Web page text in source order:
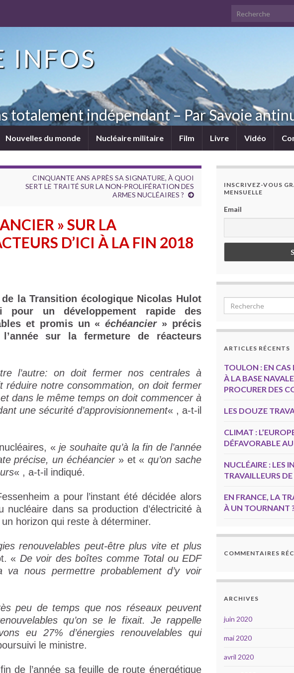
INFOS
totalement indépendant – Par Savoie
Nouvelles du monde Nucléaire militaire Film Livre Vidéo
CINQUANTE ANS APRÈS SA SIGNATURE, À QUOI
SERT LE TRAITÉ SUR LA NON-PROLIFÉRATION DES
ARMES NUCLÉAIRES ?
» SUR LA
D’ICI À LA FIN 2018
la Transition écologique Nicolas Hulot
pour un développement rapide des
et promis un «échéancier» précis
sur la fermeture de réacteurs
l’autre: on doit fermer nos centrales à
réduire notre consommation, on doit fermer
dans le même temps on doit commencer à
une sécurité d’approvisionnement« , a-t-il
«je souhaite qu’à la fin de l’année
précise, un échéancier» et «qu’on sache
« , a-t-il indiqué.
a pour l’instant été décidée alors
dans sa production d’électricité à
horizon qui reste à déterminer.
renouvelables peut-être plus vite et plus
« De voir des boîtes comme Total ou EDF
nous permettre probablement d’y voir
peu de temps que nos réseaux peuvent
qu’on se le fixait. Je rappelle
eu 27% d’énergies renouvelables qui
le ministre.
de l’année sa feuille de route énergétique
INSCRIVEZ-VOUS
MENSUELLE
Email
ARTICLES RÉCENTS
TOULON : EN CAS
À LA BASE
PROCURER DES
LES DOUZE
CLIMAT :
DÉFAVORABLE
NUCLÉAIRE : LES
TRAVAILLEURS
EN FRANCE, LA
À UN TOURNANT
COMMENTAIRES
ARCHIVES
juin 2020
mai 2020
avril 2020